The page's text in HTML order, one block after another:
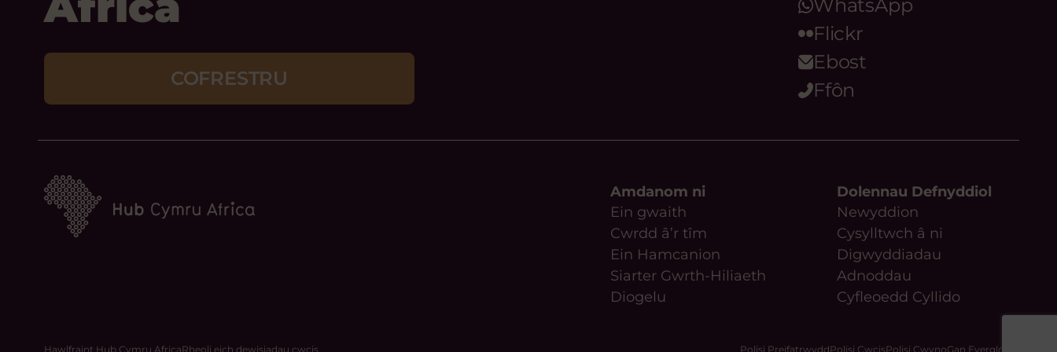
COFRESTRU
WhatsApp
Flickr
Ebost
Ffôn
Amdanom ni
Ein gwaith
Cwrdd â’r tîm
Ein Hamcanion
Siarter Gwrth-Hiliaeth
Diogelu
Dolennau Defnyddiol
Newyddion
Cysylltwch â ni
Digwyddiadau
Adnoddau
Cyfleoedd Cyllido
Hawlfraint Hub Cymru AfricaRheoli eich dewisiadau cwcis Polisi PreifatrwyddPolisi CwcisPolisi CwynoGan Everglow